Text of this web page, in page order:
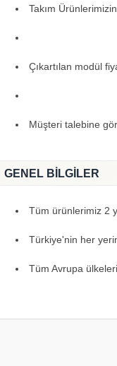
Takım
Çıkartılan modül
Müşteri talebine
GENEL BİLGİLER
Tüm ürünlerimiz 2
Türkiye'nin her
Tüm Avrupa